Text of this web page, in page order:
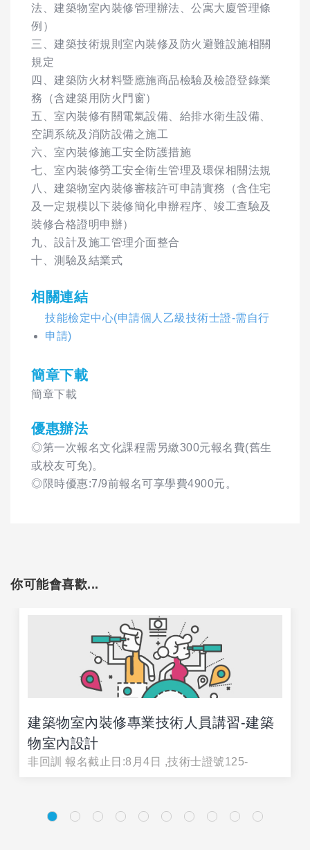
法、建築物室內裝修管理辦法、公寓大廈管理條
例）
三、建築技術規則室內裝修及防火避難設施相關
規定
四、建築防火材料暨應施商品檢驗及檢證登錄業
務（含建築用防火門窗）
五、室內裝修有關電氣設備、給排水衛生設備、
空調系統及消防設備之施工
六、室內裝修施工安全防護措施
七、室內裝修勞工安全衛生管理及環保相關法規
八、建築物室內裝修審核許可申請實務（含住宅
及一定規模以下裝修簡化申辦程序、竣工查驗及
裝修合格證明申辦）
九、設計及施工管理介面整合
十、測驗及結業式
相關連結
技能檢定中心(申請個人乙級技術士證-需自行
申請)
簡章下載
簡章下載
優惠辦法
◎第一次報名文化課程需另繳300元報名費(舊生
或校友可免)。
◎限時優惠:7/9前報名可享學費4900元。
你可能會喜歡...
建築物室內裝修專業技術人員講習-建築
物室內設計
非回訓 報名截止日:8月4日 ,技術士證號125-